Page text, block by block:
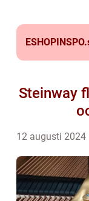
ESHOPINSPO.
Steinway
12 augusti 2024